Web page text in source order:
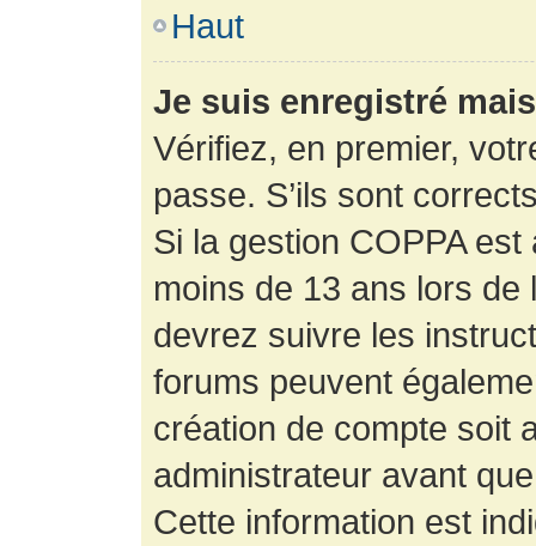
Haut
Je suis enregistré
Vérifiez, en premier,
passe. S’ils sont
Si la gestion COPPA
moins de 13 ans lors de
devrez suivre les
forums peuvent
création de compte soit
administrateur avant
Cette information est